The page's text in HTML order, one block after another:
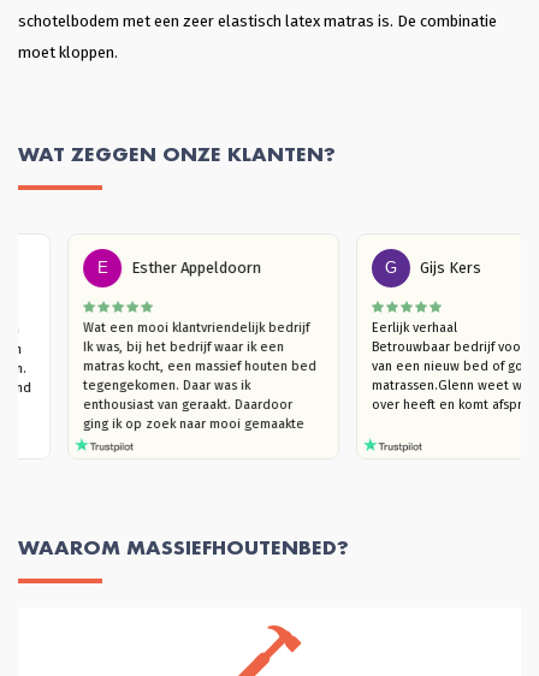
schotelbodem met een zeer elastisch latex matras is. De combinatie
moet kloppen.
WAT ZEGGEN ONZE KLANTEN?
slaap
een
vind
E Esther Appeldoorn
Wat een mooi klantvriendelijk bedrijf
Ik was, bij het bedrijf waar ik een
matras kocht, een massief houten bed
tegengekomen. Daar was ik
enthousiast van geraakt. Daardoor
ging ik op zoek naar mooi gemaakte
houten bedden (die niet kraken). Ik
te ervaren. Ik trof een heel plezierige
verkoper Glenn die, hoera, je echt de
totdat je helemaal achter je keuze kan
staan. Dat vond ik heel plezierig en
G Gijs Kers
Eerlijk verhaal
Betrouwbaar bedrijf
van een nieuw bed of
matrassen.Glenn
over heeft en komt
WAAROM MASSIEFHOUTENBED?